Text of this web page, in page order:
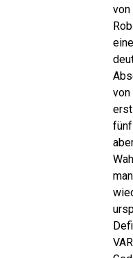
von
von
erst